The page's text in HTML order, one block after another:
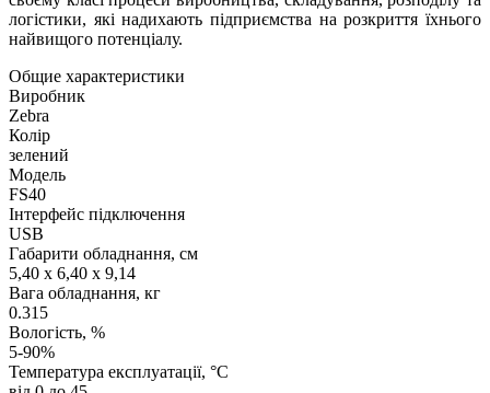
логістики, які надихають підприємства на розкриття їхнього
найвищого потенціалу.
Общие характеристики
Виробник
Zebra
Колір
зелений
Модель
FS40
Інтерфейс підключення
USB
Габарити обладнання, см
5,40 x 6,40 x 9,14
Вага обладнання, кг
0.315
Вологість, %
5-90%
Температура експлуатації, °C